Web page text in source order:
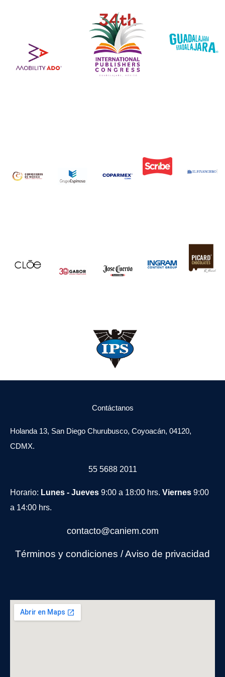
Contáctanos
Holanda 13, San Diego Churubusco, Coyoacán, 04120,
CDMX.
55 5688 2011
Horario: Lunes - Jueves 9:00 a 18:00 hrs. Viernes 9:00
a 14:00 hrs.
contacto@caniem.com
Términos y condiciones /Aviso de privacidad